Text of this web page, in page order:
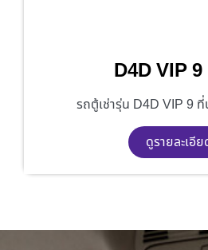
D4D VIP
รถตู้เช่ารุ่น D4D VIP 9
ดูรายละเอีย